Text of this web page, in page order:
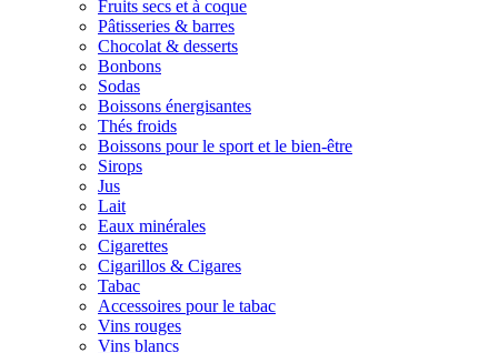
Fruits secs et à coque
Pâtisseries & barres
Chocolat & desserts
Bonbons
Sodas
Boissons énergisantes
Thés froids
Boissons pour le sport et le bien-être
Sirops
Jus
Lait
Eaux minérales
Cigarettes
Cigarillos & Cigares
Tabac
Accessoires pour le tabac
Vins rouges
Vins blancs